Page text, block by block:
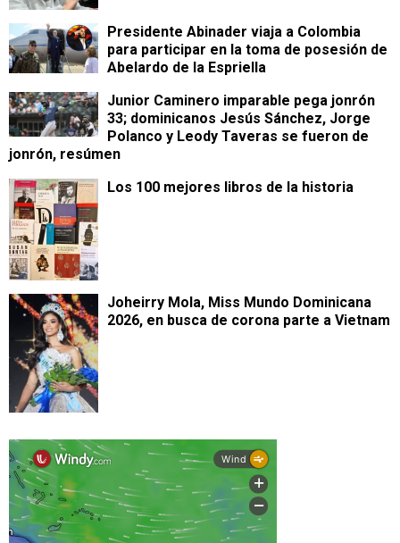
Presidente Abinader viaja a Colombia
para participar en la toma de posesión de
Abelardo de la Espriella
Junior Caminero imparable pega jonrón
33; dominicanos Jesús Sánchez, Jorge
Polanco y Leody Taveras se fueron de
jonrón, resúmen
Los 100 mejores libros de la historia
Joheirry Mola, Miss Mundo Dominicana
2026, en busca de corona parte a Vietnam